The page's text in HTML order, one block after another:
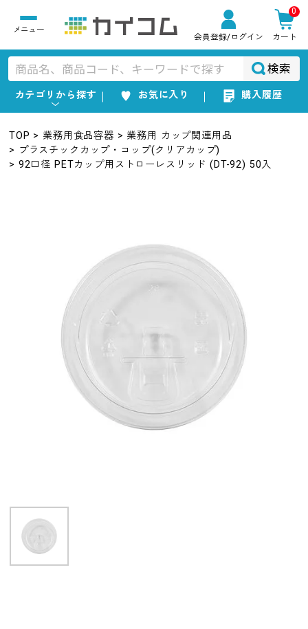
会員登録/ログイン
0
カート
検索
カテゴリから探す お気に入り 購入履歴
TOP 業務用食品容器
業務用 カップ関連用品
プラスチックカップ・コップ(クリアカップ)
92口径 PETカップ用ストローレスリッド (DT-92) 50入